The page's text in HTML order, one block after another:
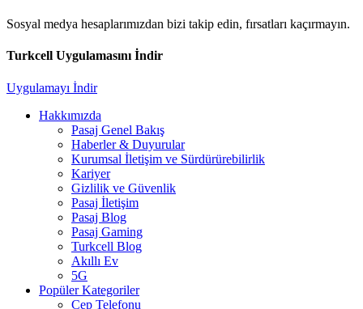
Sosyal medya hesaplarımızdan bizi takip edin, fırsatları kaçırmayın.
Turkcell Uygulamasını İndir
Uygulamayı İndir
Hakkımızda
Pasaj Genel Bakış
Haberler & Duyurular
Kurumsal İletişim ve Sürdürürebilirlik
Kariyer
Gizlilik ve Güvenlik
Pasaj İletişim
Pasaj Blog
Pasaj Gaming
Turkcell Blog
Akıllı Ev
5G
Popüler Kategoriler
Cep Telefonu